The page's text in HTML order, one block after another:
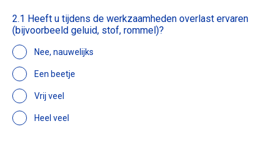
2.1 Heeft u tijdens de werkzaamheden overlast ervaren
(bijvoorbeeld geluid, stof, rommel)?
Nee, nauwelijks
Een beetje
Vrij veel
Heel veel